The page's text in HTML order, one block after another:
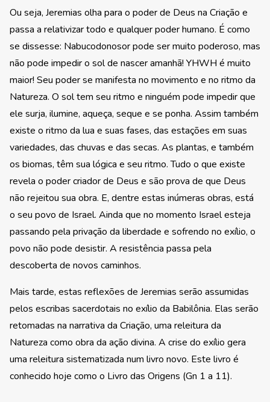
Ou seja, Jeremias olha para o poder de Deus na Criação e
passa a relativizar todo e qualquer poder humano. É como
se dissesse: Nabucodonosor pode ser muito poderoso, mas
não pode impedir o sol de nascer amanhã! YHWH é muito
maior! Seu poder se manifesta no movimento e no ritmo da
Natureza. O sol tem seu ritmo e ninguém pode impedir que
ele surja, ilumine, aqueça, seque e se ponha. Assim também
existe o ritmo da lua e suas fases, das estações em suas
variedades, das chuvas e das secas. As plantas, e também
os biomas, têm sua lógica e seu ritmo. Tudo o que existe
revela o poder criador de Deus e são prova de que Deus
não rejeitou sua obra. E, dentre estas inúmeras obras, está
o seu povo de Israel. Ainda que no momento Israel esteja
passando pela privação da liberdade e sofrendo no exílio, o
povo não pode desistir. A resistência passa pela
descoberta de novos caminhos.
Mais tarde, estas reflexões de Jeremias serão assumidas
pelos escribas sacerdotais no exílio da Babilônia. Elas serão
retomadas na narrativa da Criação, uma releitura da
Natureza como obra da ação divina. A crise do exílio gera
uma releitura sistematizada num livro novo. Este livro é
conhecido hoje como o Livro das Origens (Gn 1 a 11).